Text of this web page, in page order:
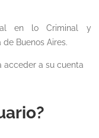
en lo Criminal y
Buenos Aires.
acceder a su cuenta